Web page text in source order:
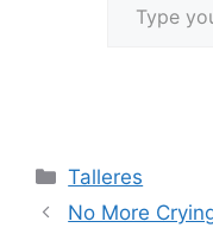
Talleres
No More